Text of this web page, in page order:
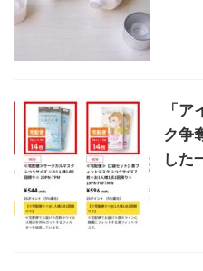
「
ク争
した